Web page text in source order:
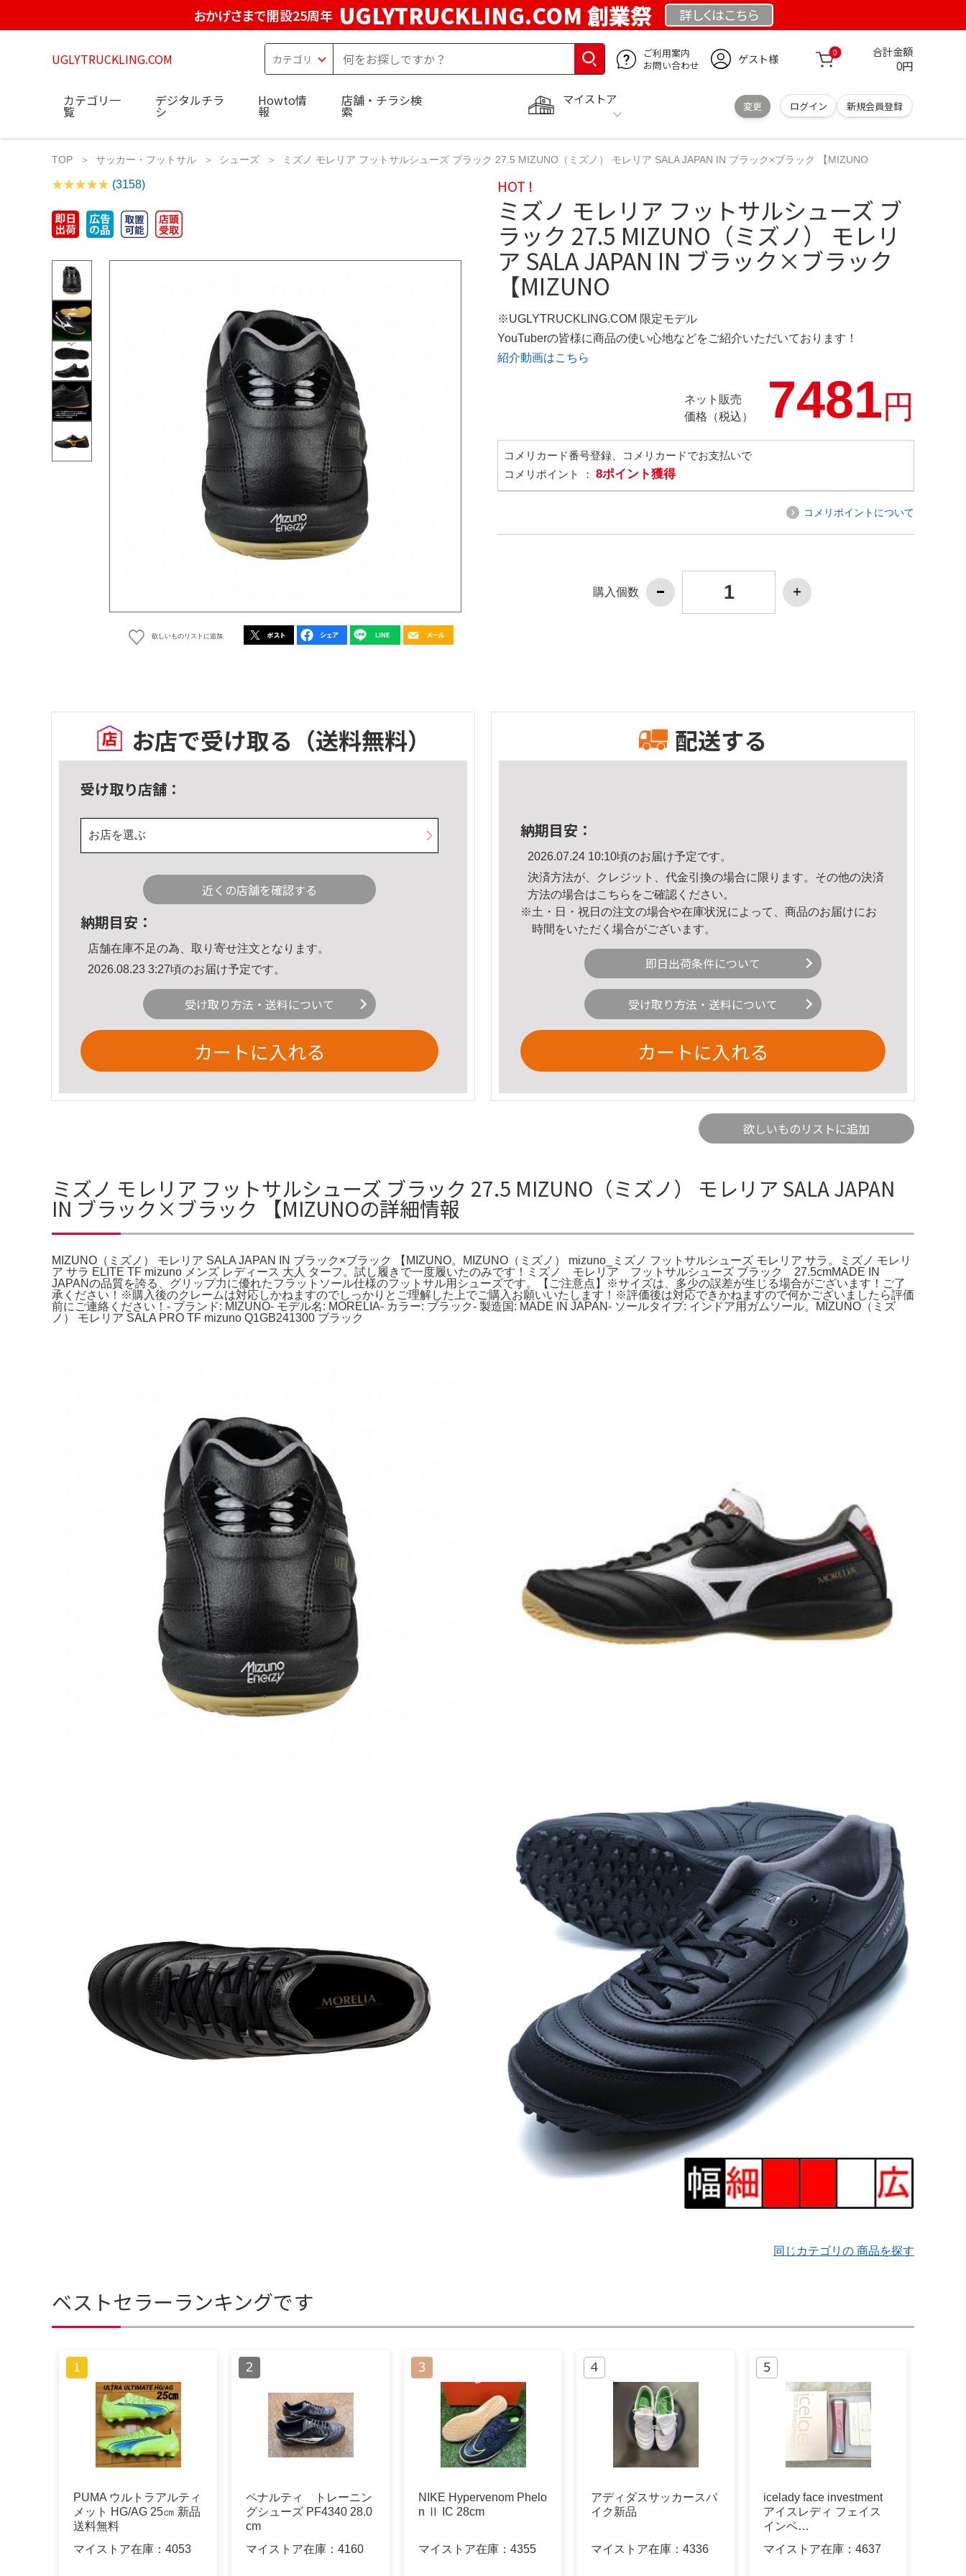
おかげさまで開設25周年 UGLYTRUCKLING.COM 創業祭 詳しくはこちら
UGLYTRUCKLING.COM
ご利用案内
お問い合わせ
ゲスト様 0 合計金額
0円
マイストア
変更 ログイン 新規会員登録
カテゴリ一
覧
デジタルチラ
シ
Howto情
報
店舗・チラシ検
索
TOP サッカー・フットサル シューズ ミズノ モレリア フットサルシューズ ブラック 27.5 MIZUNO（ミズノ） モレリア SALA JAPAN IN ブラック×ブラック 【MIZUNO
(3158)
欲しいものリストに追加
HOT !
ミズノ モレリア フットサルシューズ ブ
ラック 27.5 MIZUNO（ミズノ） モレリ
ア SALA JAPAN IN ブラック×ブラック
【MIZUNO
※UGLYTRUCKLING.COM 限定モデル
YouTuberの皆様に商品の使い心地などをご紹介いただいております！
紹介動画はこちら
ネット販売
価格（税込）
7481円
コメリカード番号登録、コメリカードでお支払いで
コメリポイント ： 8ポイント獲得
コメリポイントについて
購入個数
お店で受け取る （送料無料）
受け取り店舗：
お店を選ぶ
近くの店舗を確認する
納期目安：
店舗在庫不足の為、取り寄せ注文となります。
2026.08.23 3:27頃のお届け予定です。
受け取り方法・送料について
カートに入れる
配送する
納期目安：
2026.07.24 10:10頃のお届け予定です。
決済方法が、クレジット、代金引換の場合に限ります。その他の決済
方法の場合はこちら をご確認ください。
※土・日・祝日の注文の場合や在庫状況によって、商品のお届けにお
時間をいただく場合がございます。
即日出荷条件について
受け取り方法・送料について
カートに入れる
欲しいものリストに追加
ミズノ モレリア フットサルシューズ ブラック 27.5 MIZUNO（ミズノ） モレリア SALA JAPAN
IN ブラック×ブラック 【MIZUNOの詳細情報
MIZUNO（ミズノ） モレリア SALA JAPAN IN ブラック×ブラック 【MIZUNO。MIZUNO（ミズノ） mizuno_ミズノ フットサルシューズ モレリア サラ。ミズノ モレリ
ア サラ ELITE TF mizuno メンズ レディース 大人 ターフ。試し履きで一度履いたのみです！ミズノ モレリア フットサルシューズ ブラック 27.5cmMADE IN
JAPANの品質を誇る、グリップ力に優れたフラットソール仕様のフットサル用シューズです。【ご注意点】※サイズは、多少の誤差が生じる場合がございます！ご了
承ください！※購入後のクレームは対応しかねますのでしっかりとご理解した上でご購入お願いいたします！※評価後は対応できかねますので何かございましたら評価
前にご連絡ください！- ブランド: MIZUNO- モデル名: MORELIA- カラー: ブラック- 製造国: MADE IN JAPAN- ソールタイプ: インドア用ガムソール。MIZUNO（ミズ
ノ） モレリア SALA PRO TF mizuno Q1GB241300 ブラック
同じカテゴリの 商品を探す
ベストセラーランキングです
PUMA ウルトラアルティ
メット HG/AG 25㎝ 新品
送料無料
マイストア在庫： 4053
ペナルティ トレーニン
グシューズ PF4340 28.0
cm
マイストア在庫： 4160
NIKE Hypervenom Phelo
n Ⅱ IC 28cm
マイストア在庫： 4355
アディダスサッカースパ
イク新品
マイストア在庫： 4336
icelady face investment
アイスレディ フェイス
インベ…
マイストア在庫： 4637